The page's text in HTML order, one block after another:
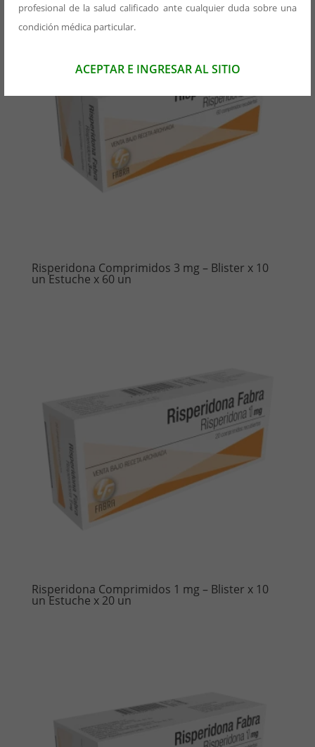
profesional de la salud calificado ante cualquier duda sobre una
condición médica particular.
ACEPTAR E INGRESAR AL SITIO
Risperidona Comprimidos 3 mg – Blister x 10
un Estuche x 60 un
Risperidona Comprimidos 1 mg – Blister x 10
un Estuche x 20 un